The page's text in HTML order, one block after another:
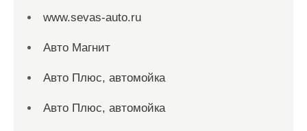
www.sevas-auto.ru
Авто Магнит
Авто Плюс, автомойка
Авто Плюс, автомойка